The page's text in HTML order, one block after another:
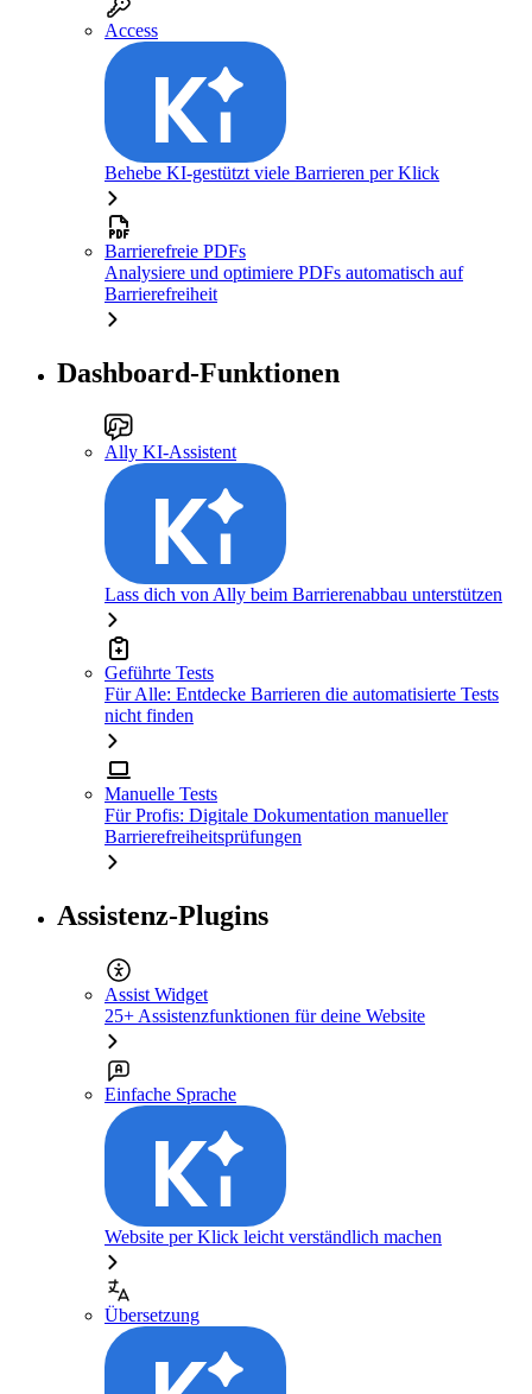
Access
Behebe KI-gestützt viele Barrieren per Klick
Barrierefreie PDFs
Analysiere und optimiere PDFs automatisch auf
Barrierefreiheit
Dashboard-Funktionen
Ally KI-Assistent
Lass dich von Ally beim Barrierenabbau unterstützen
Geführte Tests
Für Alle: Entdecke Barrieren die automatisierte Tests
nicht finden
Manuelle Tests
Für Profis: Digitale Dokumentation manueller
Barrierefreiheitsprüfungen
Assistenz-Plugins
Assist Widget
25+ Assistenzfunktionen für deine Website
Einfache Sprache
Website per Klick leicht verständlich machen
Übersetzung